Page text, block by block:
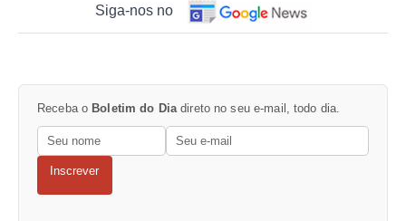
Siga-nos no
Receba o Boletim do Diadireto no seu e-mail, todo dia.
Inscrever